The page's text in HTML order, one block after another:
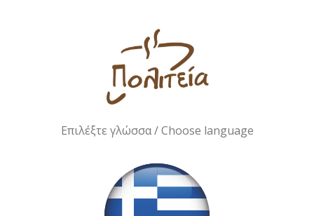
Επιλέξτε γλώσσα / Choose language